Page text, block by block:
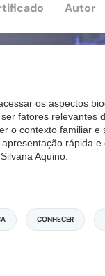
Autor
os aspectos
fatores relevantes
o contexto familiar e
rápida e
Aquino.
CONHECER